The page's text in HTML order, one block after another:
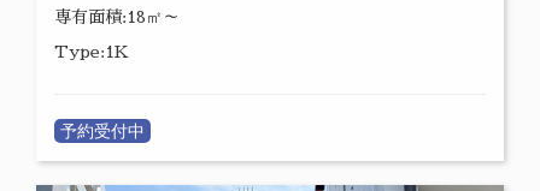
専有面積:18㎡～
Type:1K
予約受付中